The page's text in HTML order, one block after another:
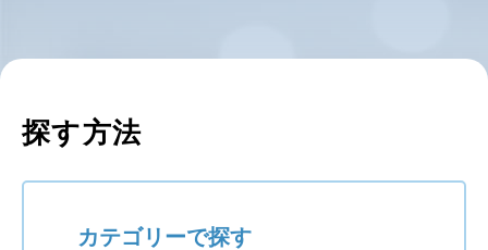
探す方法
カテゴリーで探す